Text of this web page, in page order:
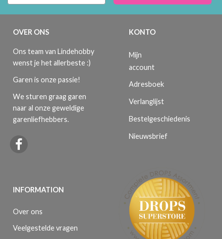
OVER ONS
Ons team van Lindehobby
wenst je het allerbeste :)
Garen is onze passie!
We sturen graag garen
naar al onze geweldige
garenliefhebbers.
INFORMATION
Over ons
Veelgestelde vragen
KONTO
Mijn
account
Adresboek
Verlanglijst
Bestelgeschiedenis
Nieuwsbrief